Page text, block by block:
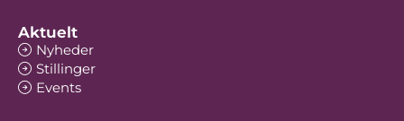
Aktuelt
Nyheder
Stillinger
Events